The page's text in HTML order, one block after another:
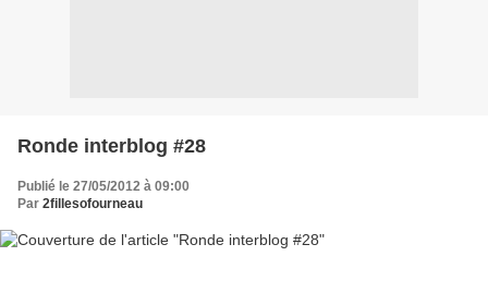
Ronde interblog #28
Publié le 27/05/2012 à 09:00
Par 2fillesofourneau